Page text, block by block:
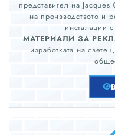
представител на
на производството и
инсталации
МАТЕРИАЛИ ЗА
изработката на